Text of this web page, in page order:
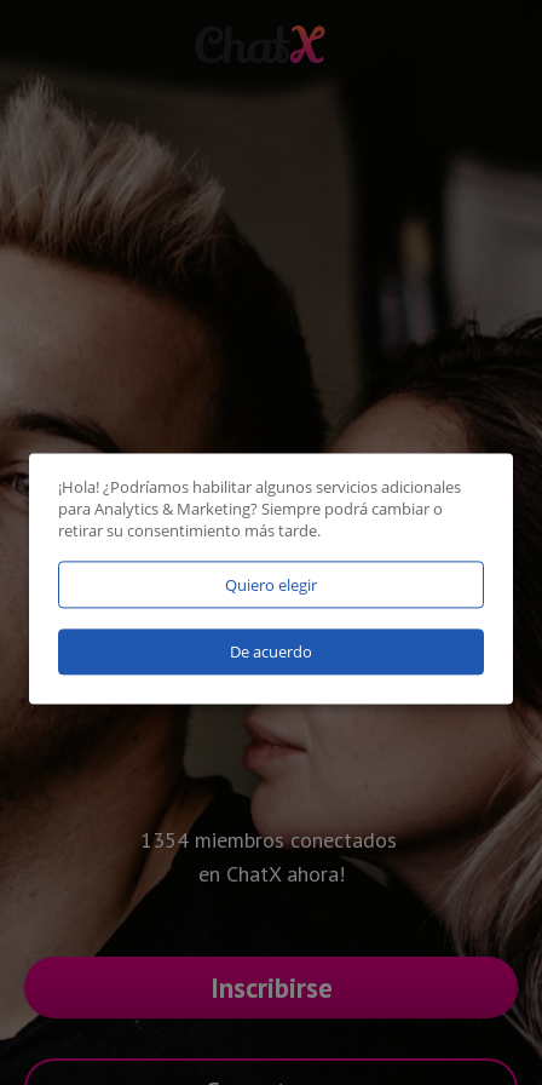
1354 miembros conectados
en ChatX ahora!
Inscribirse
¡Hola! ¿Podríamos habilitar algunos servicios adicionales
paraAnalytics & Marketing? Siempre podrá cambiar o
retirar su consentimiento más tarde.
Quiero elegir
De acuerdo